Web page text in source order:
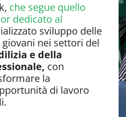
che segue quello
dedicato al
sviluppo delle
nei settori del
e della
con
la
di lavoro